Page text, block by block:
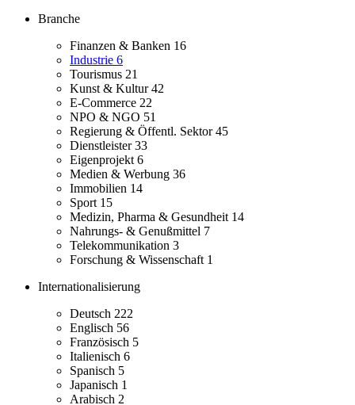
Branche
Finanzen & Banken 16
Industrie 6
Tourismus 21
Kunst & Kultur42
E-Commerce 22
NPO & NGO 51
Regierung & Öffentl. Sektor45
Dienstleister33
Eigenprojekt 6
Medien & Werbung 36
Immobilien 14
Sport 15
Medizin, Pharma & Gesundheit 14
Nahrungs- & Genußmittel 7
Telekommunikation 3
Forschung & Wissenschaft 1
Internationalisierung
Deutsch 222
Englisch 56
Französisch 5
Italienisch 6
Spanisch 5
Japanisch 1
Arabisch 2